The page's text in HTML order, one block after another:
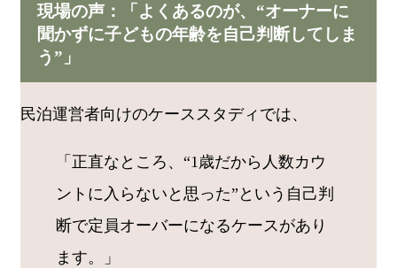
現場の声：「よくあるのが、“オーナーに
聞かずに子どもの年齢を自己判断してしま
う”」
民泊運営者向けのケーススタディでは、
「正直なところ、“1歳だから人数カウ
ントに入らないと思った”という自己判
断で定員オーバーになるケースがあり
ます。」